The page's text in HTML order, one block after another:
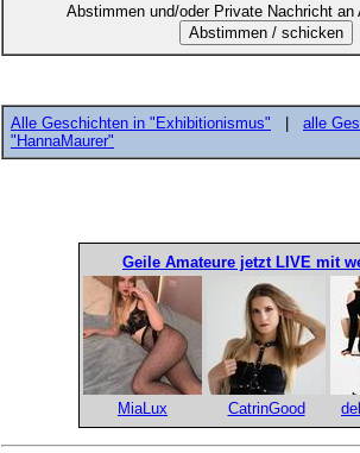
Abstimmen und/oder Private Nachricht an
Alle Geschichten in "Exhibitionismus"
alle
"HannaMaurer"
Geile Amateure jetzt LIVE mit
MiaLux CatrinGood